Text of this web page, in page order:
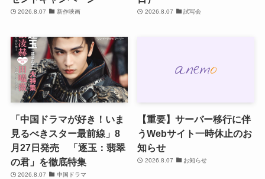
2026.8.07 新作映画 2026.8.07 試写会
「中国ドラマが好き！いま
見るべきスター最前線」8
月27日発売 「逐玉：翡翠
の君」を徹底特集
2026.8.07 中国ドラマ
【重要】サーバー移行に伴
うWebサイト一時休止のお
知らせ
2026.8.07 お知らせ